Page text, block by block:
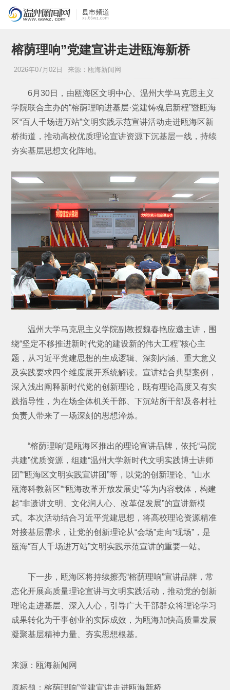
榕荫理响”党建宣讲走进瓯海新桥
2026年07月02日 来源：瓯海新闻网
6月30日，由瓯海区文明中心、温州大学马克思主义
学院联合主办的“榕荫理响进基层·党建铸魂启新程”暨瓯海
区“百人千场进万站”文明实践示范宣讲活动走进瓯海区新
桥街道，推动高校优质理论宣讲资源下沉基层一线，持续
夯实基层思想文化阵地。
温州大学马克思主义学院副教授魏春艳应邀主讲，围
绕“坚定不移推进新时代党的建设新的伟大工程”核心主
题，从习近平党建思想的生成逻辑、深刻内涵、重大意义
及实践要求四个维度展开系统解读。宣讲结合典型案例，
深入浅出阐释新时代党的创新理论，既有理论高度又有实
践指导性，为在场全体机关干部、下沉站所干部及各村社
负责人带来了一场深刻的思想淬炼。
“榕荫理响”是瓯海区推出的理论宣讲品牌，依托“马院
共建”优质资源，组建“温州大学新时代文明实践博士讲师
团”“瓯海区文明实践宣讲团”等，以党的创新理论、“山水
瓯海科教新区”“瓯海改革开放发展史”等为内容载体，构建
起“非遗讲文明、文化润人心、改革促发展”的宣讲新模
式。本次活动结合习近平党建思想，将高校理论资源精准
对接基层需求，让党的创新理论从“会场”走向“现场”，是
瓯海“百人千场进万站”文明实践示范宣讲的重要一站。
下一步，瓯海区将持续擦亮“榕荫理响”宣讲品牌，常
态化开展高质量理论宣讲与文明实践活动，推动党的创新
理论走进基层、深入人心，引导广大干部群众将理论学习
成果转化为干事创业的实际成效，为瓯海加快高质量发展
凝聚基层精神力量、夯实思想根基。
来源：瓯海新闻网
原标题：榕荫理响”党建宣讲走进瓯海新桥